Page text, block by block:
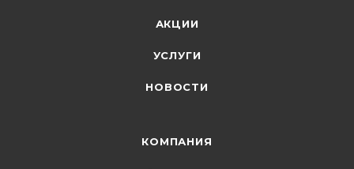
АКЦИИ
УСЛУГИ
НОВОСТИ
КОМПАНИЯ